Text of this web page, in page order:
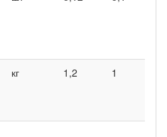
кг 1,2 1